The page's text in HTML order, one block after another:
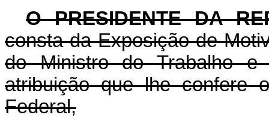
O PRESIDENTE DA
consta da Exposição de
do Ministro do Trabalho e
atribuição que lhe confere
Federal,